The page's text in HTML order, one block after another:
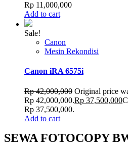
Rp 11,000,000
Add to cart
Sale!
Canon
Mesin Rekondisi
Canon iRA 6575i
Rp42,000,000 Original price
Rp 42,000,000.Rp 37,500,000
Rp 37,500,000.
Add to cart
SEWA FOTOCOPY